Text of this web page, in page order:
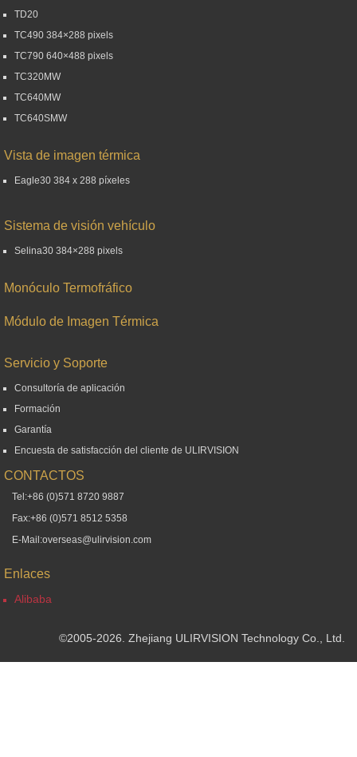
TD20
TC490 384×288 pixels
TC790 640×488 pixels
TC320MW
TC640MW
TC640SMW
Vista de imagen térmica
Eagle30 384 x 288 píxeles
Sistema de visión vehículo
Selina30 384×288 pixels
Monóculo Termofráfico
Módulo de Imagen Térmica
Servicio y Soporte
Consultoría de aplicación
Formación
Garantía
Encuesta de satisfacción del cliente de ULIRVISION
CONTACTOS
Tel:+86 (0)571 8720 9887
Fax:+86 (0)571 8512 5358
E-Mail:overseas@ulirvision.com
Enlaces
Alibaba
©2005-2026. Zhejiang ULIRVISION Technology Co., Ltd.